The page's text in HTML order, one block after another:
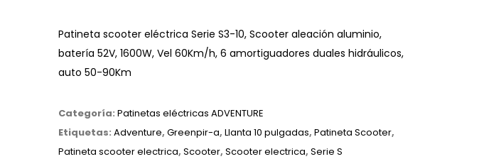
Patineta scooter eléctrica Serie S3-10, Scooter aleación aluminio,
batería 52V, 1600W, Vel 60Km/h, 6 amortiguadores duales hidráulicos,
auto 50-90Km
Categoría: Patinetas eléctricas ADVENTURE
Etiquetas: Adventure, Greenpir-a, Llanta 10 pulgadas, Patineta Scooter,
Patineta scooter electrica, Scooter, Scooter electrica, Serie S